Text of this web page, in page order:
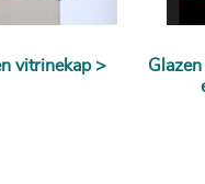
vitrinekap >